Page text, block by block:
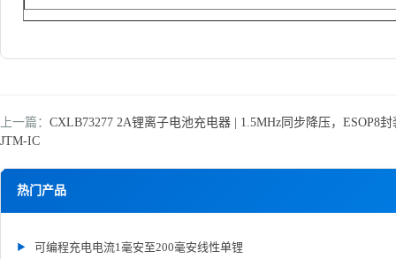
热门产品
可编程充电电流1毫安至200毫安线性单锂
上一篇： CXLB73277 2A锂离子电池充电器 | 1.5MHz同步降压，ESOP8
JTM-IC